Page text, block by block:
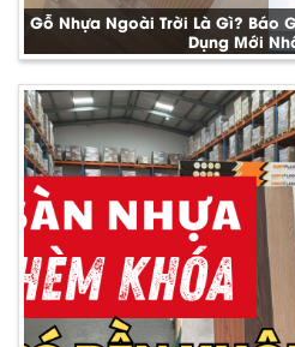
Gỗ Nhựa Ngoài Trời Là Gì? Báo
Dụng Mới